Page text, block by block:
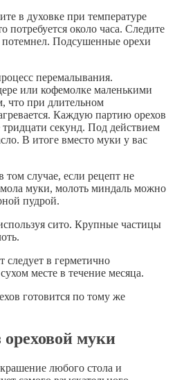
в духовке при температуре
потребуется около часа. Следите
потемнел. Подсушенные орехи
перемалывания.
или кофемолке маленькими
что при длительном
Каждую партию орехов
тридцати секунд. Под действием
В итоге вместо муки у вас
случае, если рецепт не
муки, молоть миндаль можно
пудрой.
сито. Крупные частицы
следует в герметично
месте в течение месяца.
готовится по тому же
ореховой муки
любого стола и